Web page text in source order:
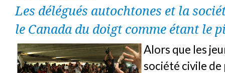
Les délégués autochtones et la
le Canada du doigt comme étant le
Alors que les
société civile